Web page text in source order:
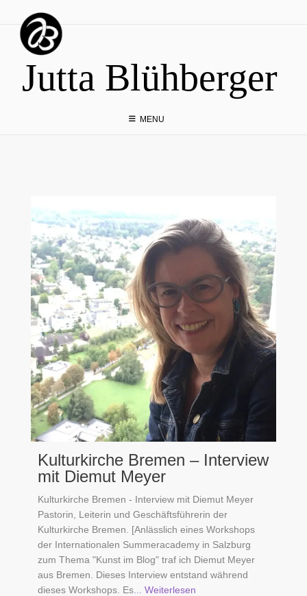
content
Jutta Blühberger
MENU
Kulturkirche Bremen – Interview
mit Diemut Meyer
Kulturkirche Bremen - Interview mit Diemut Meyer
Pastorin, Leiterin und Geschäftsführerin der
Kulturkirche Bremen. [Anlässlich eines Workshops
der Internationalen Summeracademy in Salzburg
zum Thema "Kunst im Blog" traf ich Diemut Meyer
aus Bremen. Dieses Interview entstand während
dieses Workshops. Es ... Weiterlesen